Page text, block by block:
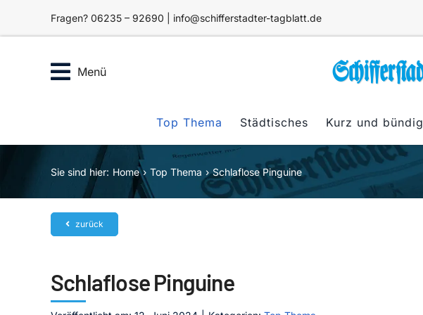
Fragen? 06235 – 92690 | info@schifferstadter-tagblatt.de
Menü
Top Thema Städtisches Kurz und bündig
Sie sind hier: Home Top Thema Schlaflose Pinguine
zurück
Schlaflose Pinguine